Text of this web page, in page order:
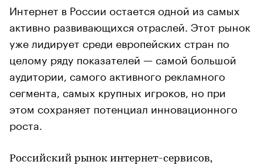
Интернет в России остается одной из самых
активно развивающихся отраслей. Этот рынок
уже лидирует среди европейских стран по
целому ряду показателей — самой большой
аудитории, самого активного рекламного
сегмента, самых крупных игроков, но при
этом сохраняет потенциал инновационного
роста.
Российский рынок интернет-сервисов,